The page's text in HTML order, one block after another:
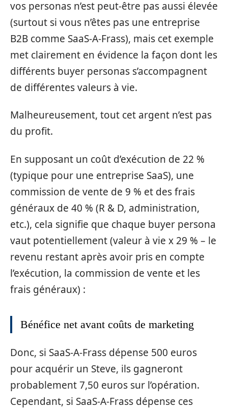
vos personas n’est peut-être pas aussi élevée
(surtout si vous n’êtes pas une entreprise
B2B comme SaaS-A-Frass), mais cet exemple
met clairement en évidence la façon dont les
différents buyer personas s’accompagnent
de différentes valeurs à vie.
Malheureusement, tout cet argent n’est pas
du profit.
En supposant un coût d’exécution de 22 %
(typique pour une entreprise SaaS), une
commission de vente de 9 % et des frais
généraux de 40 % (R & D, administration,
etc.), cela signifie que chaque buyer persona
vaut potentiellement (valeur à vie x 29 % – le
revenu restant après avoir pris en compte
l’exécution, la commission de vente et les
frais généraux) :
Bénéfice net avant coûts de marketing
Donc, si SaaS-A-Frass dépense 500 euros
pour acquérir un Steve, ils gagneront
probablement 7,50 euros sur l’opération.
Cependant, si SaaS-A-Frass dépense ces